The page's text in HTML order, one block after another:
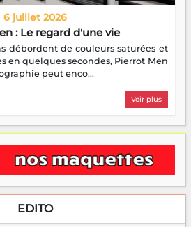
6 juillet 2026
: Le regard d'une vie
débordent de couleurs saturées et
en quelques secondes, Pierrot Men
peut enco...
Voir plus
EDITO